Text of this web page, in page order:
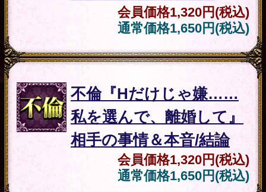
通常価格5,060円(税込)
▲カテゴリーTOPへ
注意事項
ご利用料金について
「婚期/転機/感情の全記録【当たる
超えの運命精密解析】ホツマレコー
ド」は有料コンテンツです。占いを
ご購入の都度、表示料金のお支払い
が必要となります。同じ占いメニュ
ーを同じ内容で占う場合でも、その
都度料金が発生しますのでご注意く